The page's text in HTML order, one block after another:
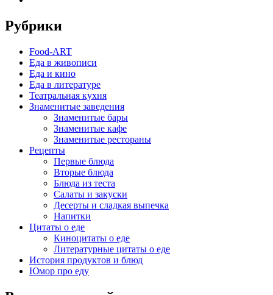
Рубрики
Food-ART
Еда в живописи
Еда и кино
Еда в литературе
Театральная кухня
Знаменитые заведения
Знаменитые бары
Знаменитые кафе
Знаменитые рестораны
Рецепты
Первые блюда
Вторые блюда
Блюда из теста
Салаты и закуски
Десерты и сладкая выпечка
Напитки
Цитаты о еде
Киноцитаты о еде
Литературные цитаты o еде
История продуктов и блюд
Юмор про еду